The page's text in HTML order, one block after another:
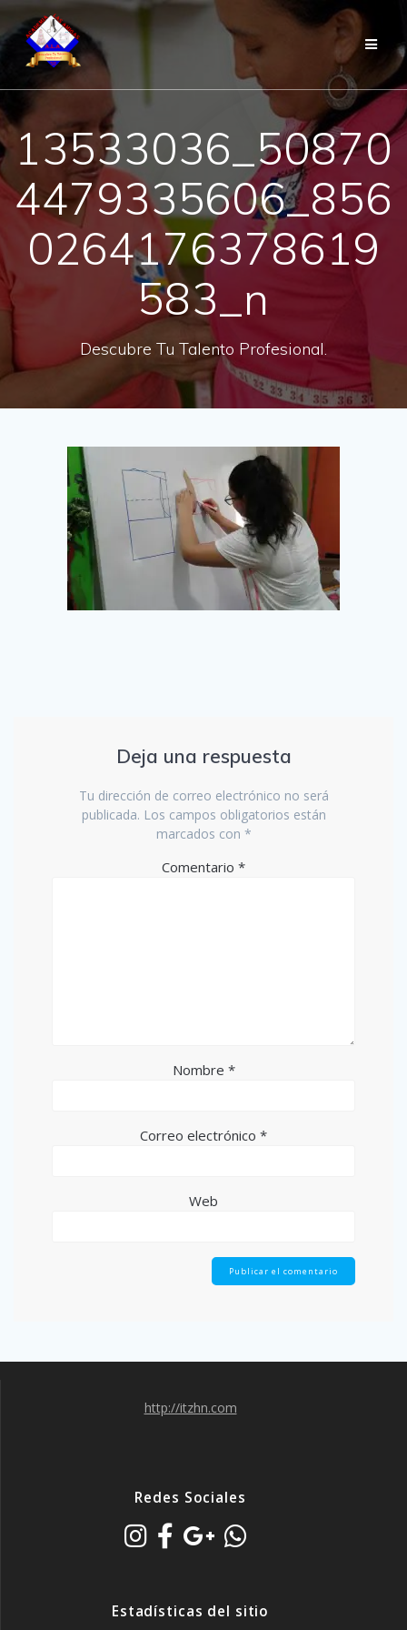
Saltar
contenido
13533036_50870
4479335606_856
0264176378619
583_n
Descubre Tu Talento Profesional.
Deja una respuesta
Tu dirección de correo electrónico no será
publicada. Los campos obligatorios están
marcados con *
Comentario *
Nombre *
Correo electrónico *
Web
http://itzhn.com
Redes Sociales
Estadísticas del sitio